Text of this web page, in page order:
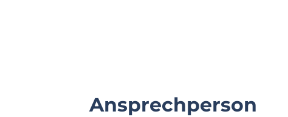
Ansprechperson